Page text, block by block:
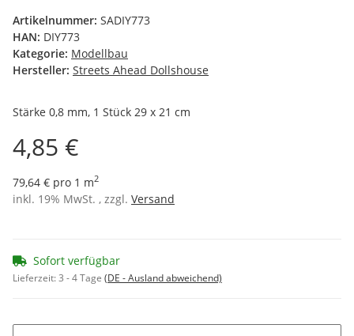
Artikelnummer: SADIY773
HAN: DIY773
Kategorie: Modellbau
Hersteller: Streets Ahead Dollshouse
Stärke 0,8 mm, 1 Stück 29 x 21 cm
4,85 €
79,64 € pro 1 m2
inkl. 19% MwSt. , zzgl. Versand
Sofort verfügbar
Lieferzeit:3 - 4 Tage (DE - Ausland abweichend)